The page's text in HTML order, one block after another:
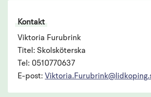
Kontakt
Viktoria Furubrink
Titel: Skolsköterska
Tel: 0510770637
E-post: